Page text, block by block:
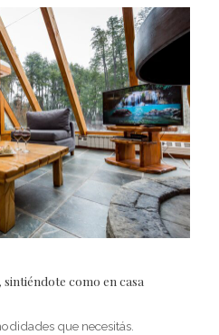
como en casa
que necesitás.